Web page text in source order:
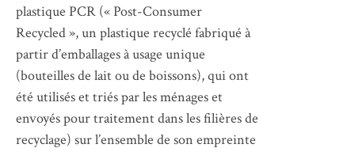
plastique PCR (« Post-Consumer
Recycled », un plastique recyclé fabriqué à
partir d’emballages à usage unique
(bouteilles de lait ou de boissons), qui ont
été utilisés et triés par les ménages et
envoyés pour traitement dans les filières de
recyclage) sur l’ensemble de son empreinte